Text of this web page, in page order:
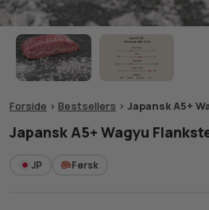
Forside > Bestsellers > Japansk A5+
Japansk A5+ Wagyu
JP Fersk